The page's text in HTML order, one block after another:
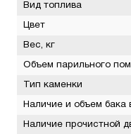
Вид топлива
Цвет
Вес, кг
Объем парильного
Тип каменки
Наличие и объем бака
Наличие прочистной